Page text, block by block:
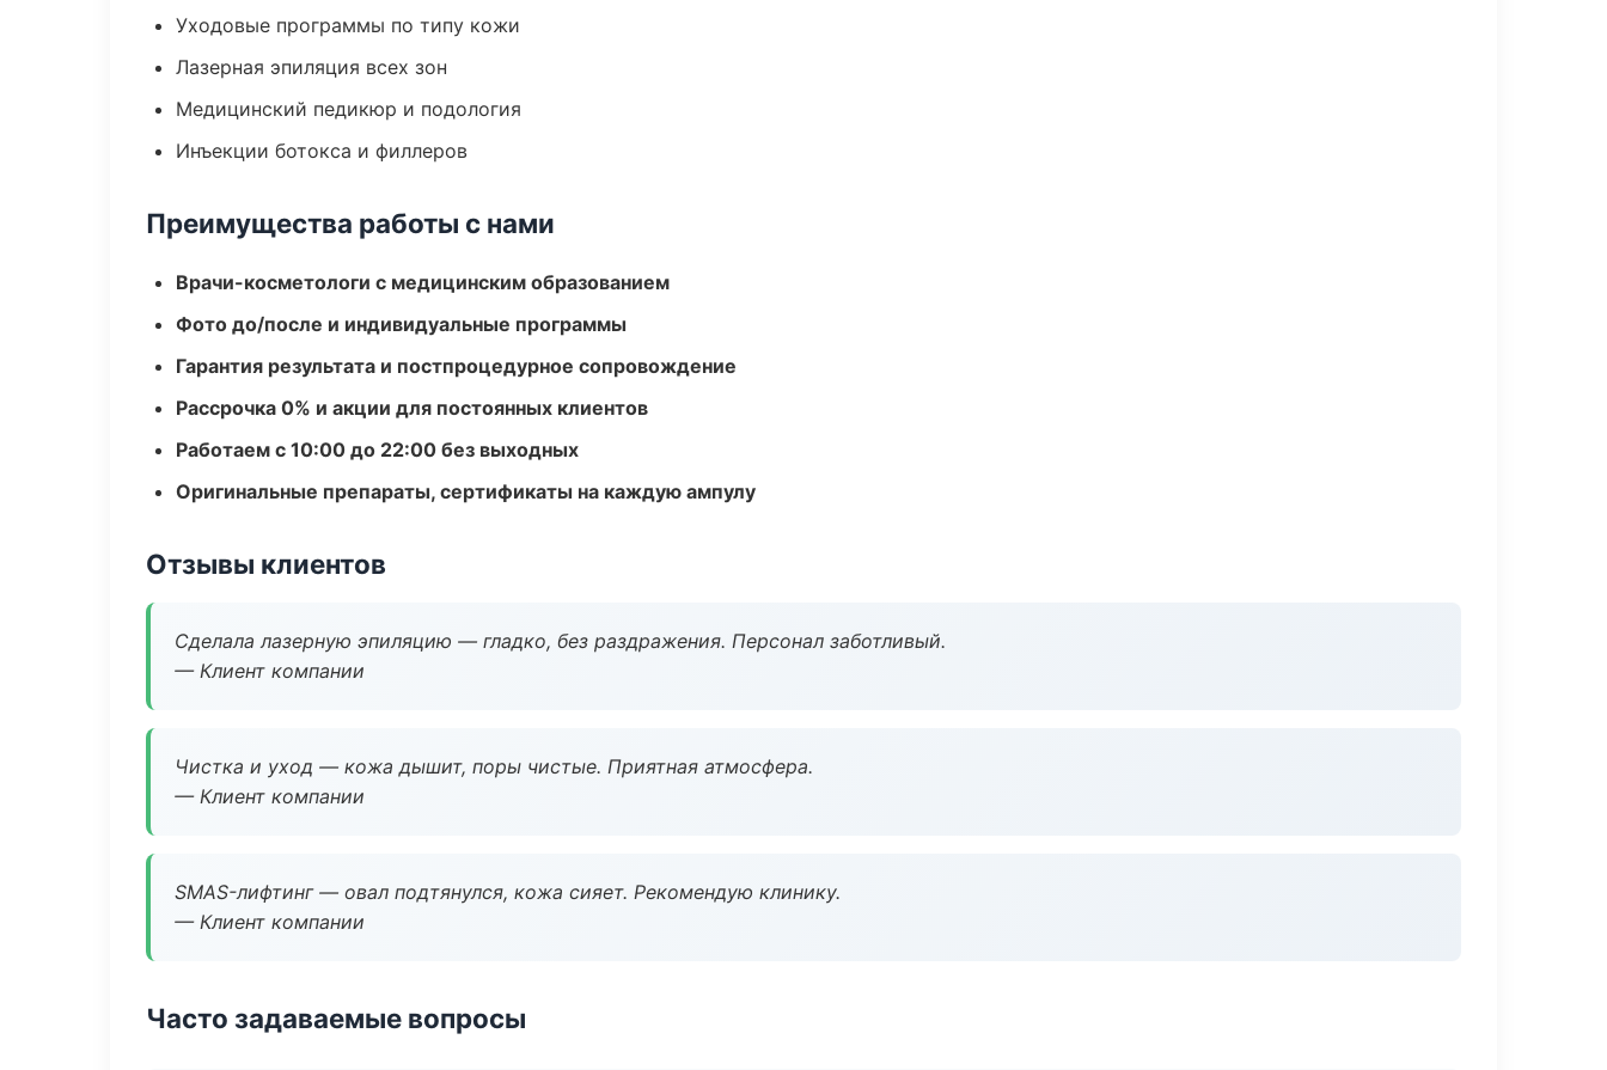
Уходовые программы по типу кожи
Лазерная эпиляция всех зон
Медицинский педикюр и подология
Инъекции ботокса и филлеров
Преимущества работы с нами
Врачи-косметологи с медицинским образованием
Фото до/после и индивидуальные программы
Гарантия результата и постпроцедурное сопровождение
Рассрочка 0% и акции для постоянных клиентов
Работаем с 10:00 до 22:00 без выходных
Оригинальные препараты, сертификаты на каждую ампулу
Отзывы клиентов
Сделала лазерную эпиляцию — гладко, без раздражения. Персонал заботливый.
— Клиент компании
Чистка и уход — кожа дышит, поры чистые. Приятная атмосфера.
— Клиент компании
SMAS-лифтинг — овал подтянулся, кожа сияет. Рекомендую клинику.
— Клиент компании
Часто задаваемые вопросы